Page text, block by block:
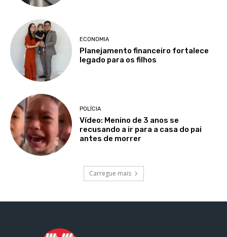
ECONOMIA
Planejamento financeiro fortalece
legado para os filhos
POLÍCIA
Vídeo: Menino de 3 anos se
recusando a ir para a casa do pai
antes de morrer
Carregue mais